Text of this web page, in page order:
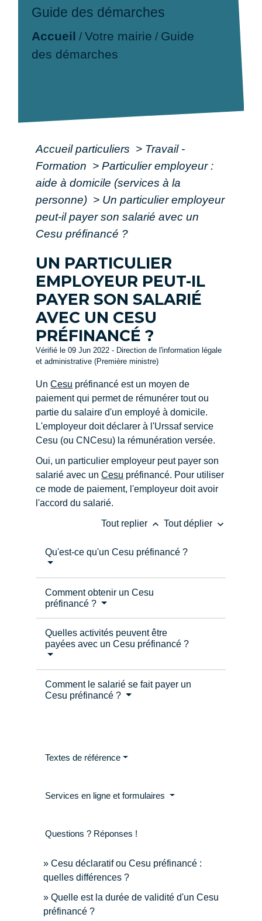
Guide des démarches
Accueil / Votre mairie / Guide
des démarches
Accueil particuliers > Travail -
Formation > Particulier employeur :
aide à domicile (services à la
personne) > Un particulier employeur
peut-il payer son salarié avec un
Cesu préfinancé ?
UN PARTICULIER
EMPLOYEUR PEUT-IL
PAYER SON SALARIÉ
AVEC UN CESU
PRÉFINANCÉ ?
Vérifié le 09 Jun 2022 - Direction de l'information légale
et administrative (Première ministre)
UnCesu préfinancé est un moyen de
paiement qui permet de rémunérer tout ou
partie du salaire d'un employé à domicile.
L'employeur doit déclarer à l'Urssaf service
Cesu (ou CNCesu) la rémunération versée.
Oui, un particulier employeur peut payer son
salarié avec unCesu préfinancé. Pour utiliser
ce mode de paiement, l'employeur doit avoir
l'accord du salarié.
Tout replier keyboard_arrow_up Tout déplier keyboard_arrow_down
Qu'est-ce qu'un Cesu préfinancé ?
Comment obtenir un Cesu
préfinancé ?
Quelles activités peuvent être
payées avec un Cesu préfinancé ?
Comment le salarié se fait payer un
Cesu préfinancé ?
Textes de référence
Services en ligne et formulaires
Questions ? Réponses !
Cesu déclaratif ou Cesu préfinancé :
quelles différences ?
Quelle est la durée de validité d'un Cesu
préfinancé ?